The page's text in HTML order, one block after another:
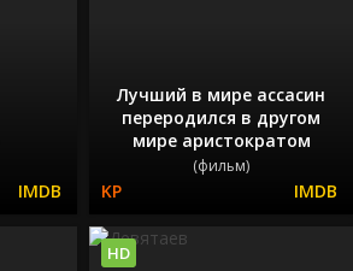
Лучший в мире ассасин
переродился в другом
мире аристократом
(фильм)
HD